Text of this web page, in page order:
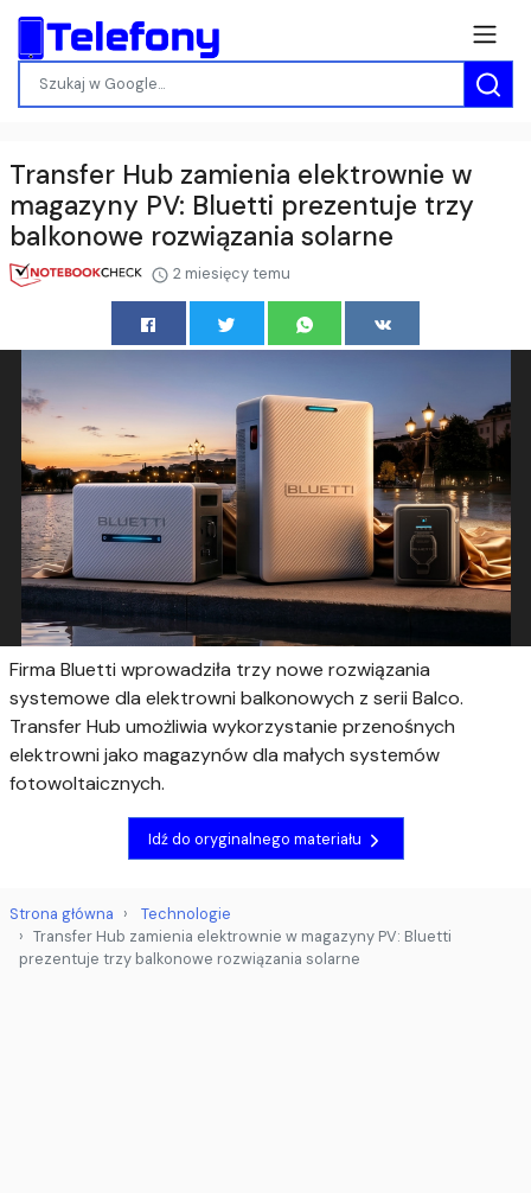
Transfer Hub zamienia elektrownie w
magazyny PV: Bluetti prezentuje trzy
balkonowe rozwiązania solarne
2 miesięcy temu
Firma Bluetti wprowadziła trzy nowe rozwiązania
systemowe dla elektrowni balkonowych z serii Balco.
Transfer Hub umożliwia wykorzystanie przenośnych
elektrowni jako magazynów dla małych systemów
fotowoltaicznych.
Idź do oryginalnego materiału
Strona główna
Technologie
Transfer Hub zamienia elektrownie w magazyny PV: Bluetti
prezentuje trzy balkonowe rozwiązania solarne